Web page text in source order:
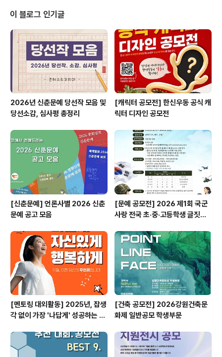
사 직원이 가구를 출품 (단, A가 허락한 경우는 자유출품부
문 응모자격 인정)- 출품 전에 이미 공개된 지 1년이 경과
한 작품은 출품 불가능* 관련법령 : 디자인보호법 제36조
(신규성 상실의 예외)- 디자인 등록요건을 갖춘 작품이어
야 출품 가능.* 타인의 작품을 모방하지 않아야 하고, 기존
타인의..
이 블로그 인기글
2026년 신춘문예 당선작 모음 및
당선소감, 심사평 총정리
[캐릭터 공모전] 한신우동 공식 캐
릭터 디자인 공모전
[신춘문예] 언론사별 2026 신춘
문예 공고 모음
[문예 공모전] 2026 제1회 국군
사랑 전국 초·중·고등학생 글짓기
[멘토링 대외활동] 2025년, 잡생
각 없이 가장 '나답게' 성공하는 법
[건축 공모전] 2026강원건축문
화제 일반공모 학생부문